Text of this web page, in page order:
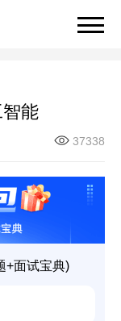
能
37338
+面试宝典)